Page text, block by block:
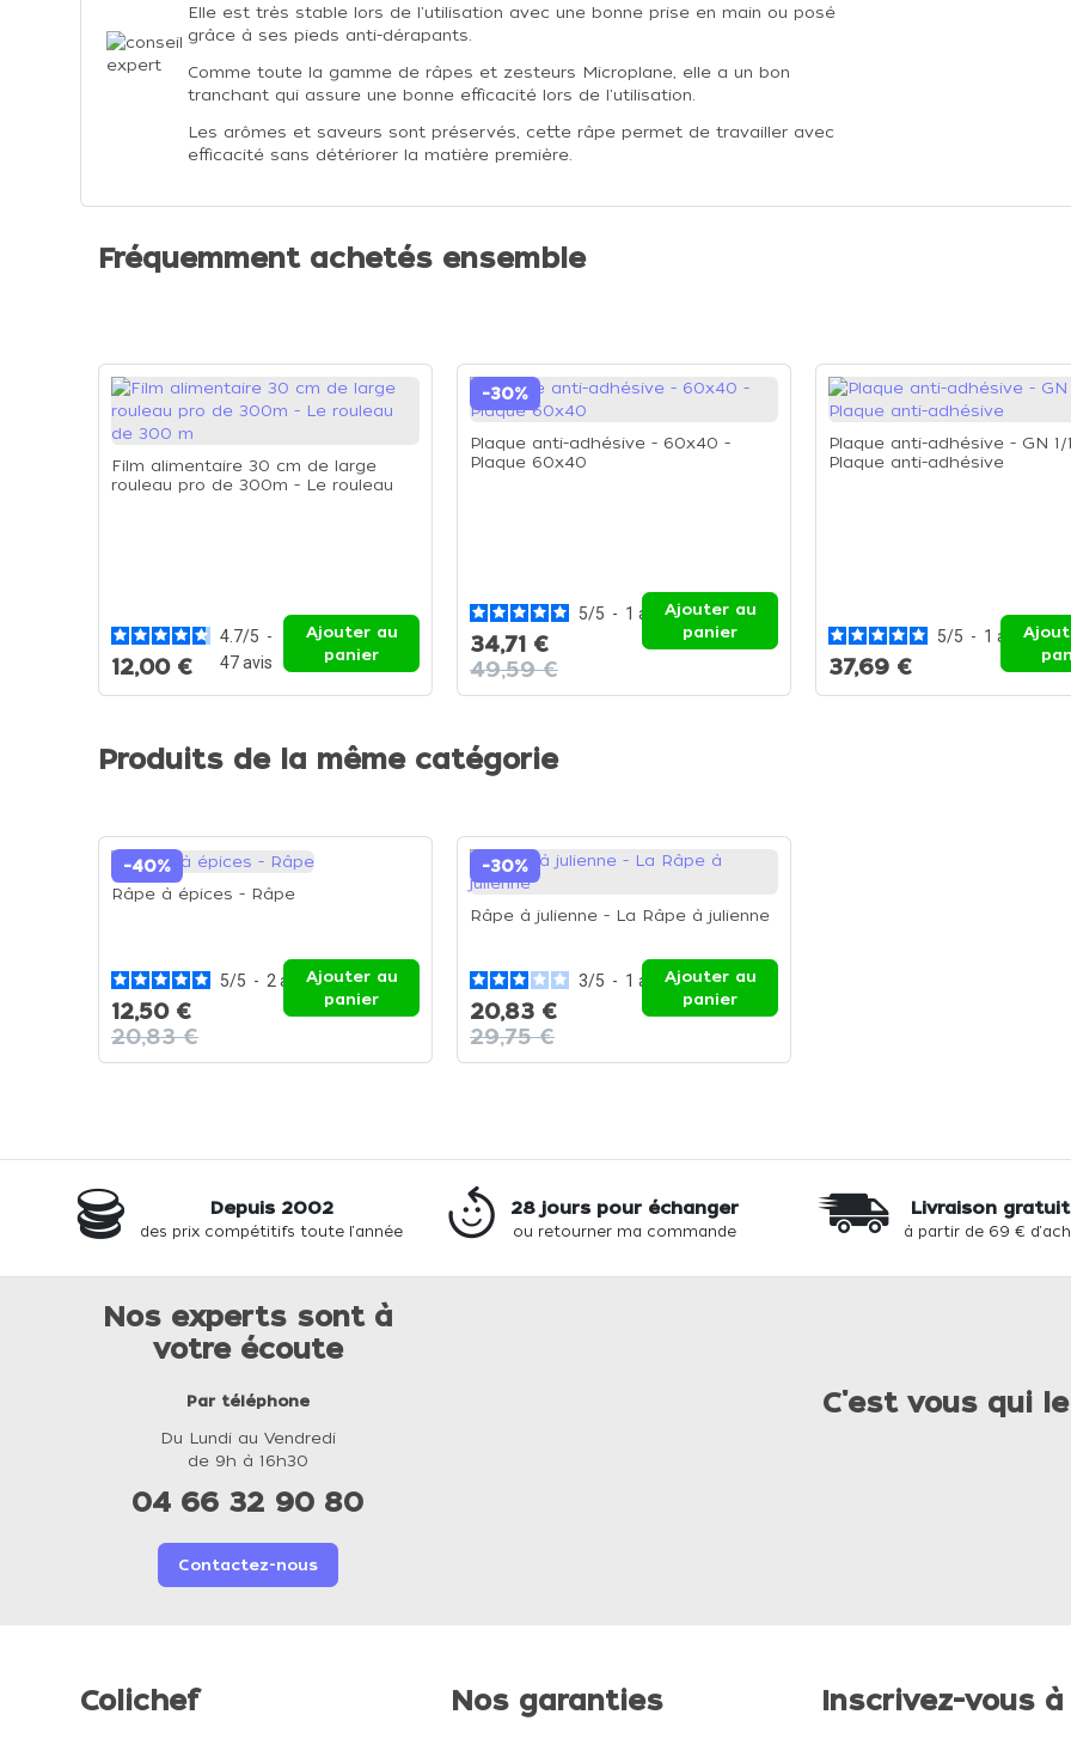
Elle est très stable lors de l'utilisation avec une bonne prise en main ou posé
grâce à ses pieds anti-dérapants.
Comme toute la gamme de râpes et zesteurs Microplane, elle a un bon
tranchant qui assure une bonne efficacité lors de l'utilisation.
Les arômes et saveurs sont préservés, cette râpe permet de travailler avec
efficacité sans détériorer la matière première.
Fréquemment achetés ensemble
Film alimentaire 30 cm de large
rouleau pro de 300m - Le rouleau
4.7/5 -
47avis
12,00 €
Ajouter au
panier
-30%
Plaque anti-adhésive - 60x40 -
Plaque 60x40
5/5 - 1 avis
34,71 €
49,59 €
Ajouter au
panier
Plaque anti-adhésive - GN 1/
Plaque anti-adhésive
5/5 - 1 avis
37,69 €
Produits de la même catégorie
-40%
Râpe à épices - Râpe
5/5 - 2 avis
12,50 €
20,83 €
Ajouter au
panier
-30%
Râpe à julienne - La Râpe à julienne
3/5 - 1 avis
20,83 €
29,75 €
Ajouter au
panier
Depuis 2002
des prix compétitifs toute l'année
28 jours pour échanger
ou retourner ma commande
Livraison
à partir de 69 €
Nos experts sont à
votre écoute
Par téléphone
Du Lundi au Vendredi
de 9h à 16h30
04 66 32 90 80
Contactez-nous
C'est vous qui
Colichef Nos garanties Inscrivez-vous